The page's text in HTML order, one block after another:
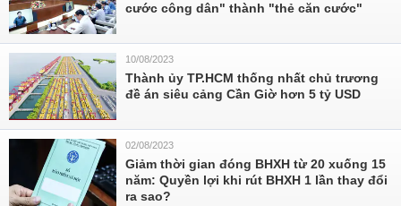
cước công dân" thành "thẻ căn cước"
10/08/2023
Thành ủy TP.HCM thống nhất chủ trương
đề án siêu cảng Cần Giờ hơn 5 tỷ USD
02/08/2023
Giảm thời gian đóng BHXH từ 20 xuống 15
năm: Quyền lợi khi rút BHXH 1 lần thay đổi
ra sao?